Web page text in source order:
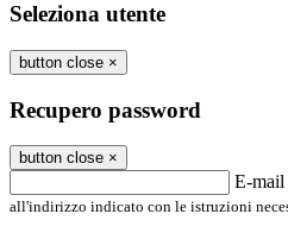
Seleziona utente
button close ×
Recupero password
button close ×
E-mail
all'indirizzo indicato con le istruzioni